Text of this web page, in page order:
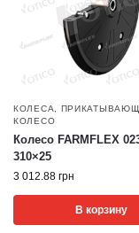
КОЛЕСА
КОЛЕСО
Колесо FARMFLEX
310×25
3 012.88 грн
В корзину